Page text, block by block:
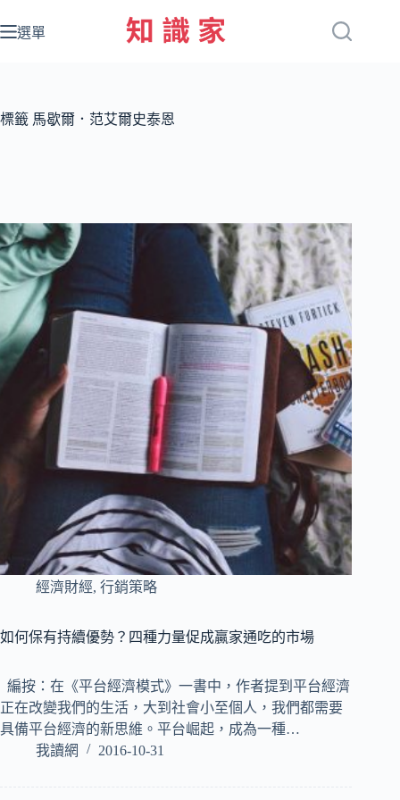
至
容
選單
標籤 馬歇爾．范艾爾史泰恩
經濟財經, 行銷策略
如何保有持續優勢？四種力量促成贏家通吃的市場
編按：在《平台經濟模式》一書中，作者提到平台經濟
正在改變我們的生活，大到社會小至個人，我們都需要
具備平台經濟的新思維。平台崛起，成為一種…
我讀網
2016-10-31